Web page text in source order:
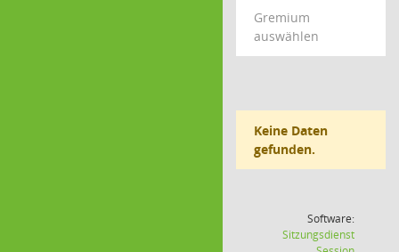
Gremium
auswählen
Keine Daten
gefunden.
Software:
Sitzungsdienst